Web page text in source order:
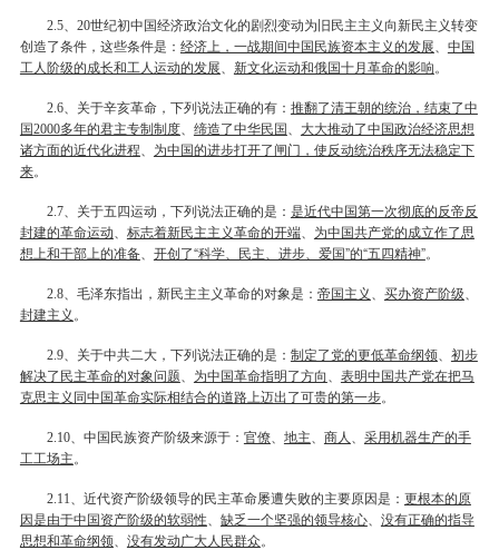
2.5、 20世纪初中国经济政治文化的剧烈变动为旧民主主义向新民主义转变
创造了条件，这些条件是： 经济上，一战期间中国民族资本主义的发展
中国
工人阶级的成长和工人运动的发展
新文化运动和俄国十月革命的影响。
2.6、关于辛亥革命，下列说法正确的有： 推翻了清王朝的统治，结束了中
国2000多年的君主专制制度、 缔造了中华民国
大大推动了中国政治经济思想
诸方面的近代化进程
为中国的进步打开了闸门，使反动统治秩序无法稳定下
来。
2.7、关于五四运动，下列说法正确的是： 是近代中国第一次彻底的反帝反
封建的革命运动
标志着新民主主义革命的开端、 为中国共产党的成立作了思
想上和干部上的准备、 开创了“科学、民主、进步、爱国”的“五四精神”。
2.8、毛泽东指出，新民主主义革命的对象是： 帝国主义 买办资产阶级
封建主义 。
2.9、关于中共二大，下列说法正确的是： 制定了党的更低革命纲领、 初步
解决了民主革命的对象问题
为中国革命指明了方向
表明中国共产党在把马
克思主义同中国革命实际相结合的道路上迈出了可贵的第一步。
2.10、中国民族资产阶级来源于： 官僚、 地主 商人
采用机器生产的手
工工场主。
2.11 、近代资产阶级领导的民主革命屡遭失败的主要原因是： 更根本的原
因是由于中国资产阶级的软弱性
缺乏一个坚强的领导核心、 没有正确的指导
思想和革命纲领、 没有发动广大人民群众。